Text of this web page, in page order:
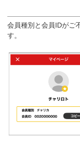
会員種別と会員IDがご
す。